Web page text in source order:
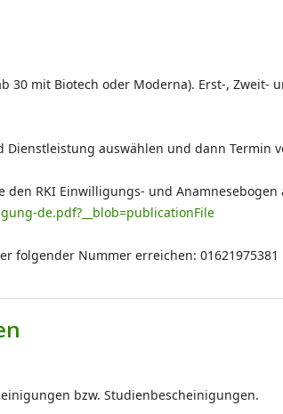
30 mit Biotech oder Moderna). Erst-, Zweit-
Dienstleistung auswählen und dann Termin
RKI Einwilligungs- und
de.pdf?__blob=publicationFile
folgender Nummer erreichen: 01621975381
bzw. Studienbescheinigungen.